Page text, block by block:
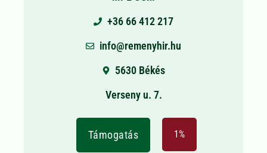
+36 66 412 217
info@remenyhir.hu
5630 Békés
Verseny u. 7.
Támogatás 1%